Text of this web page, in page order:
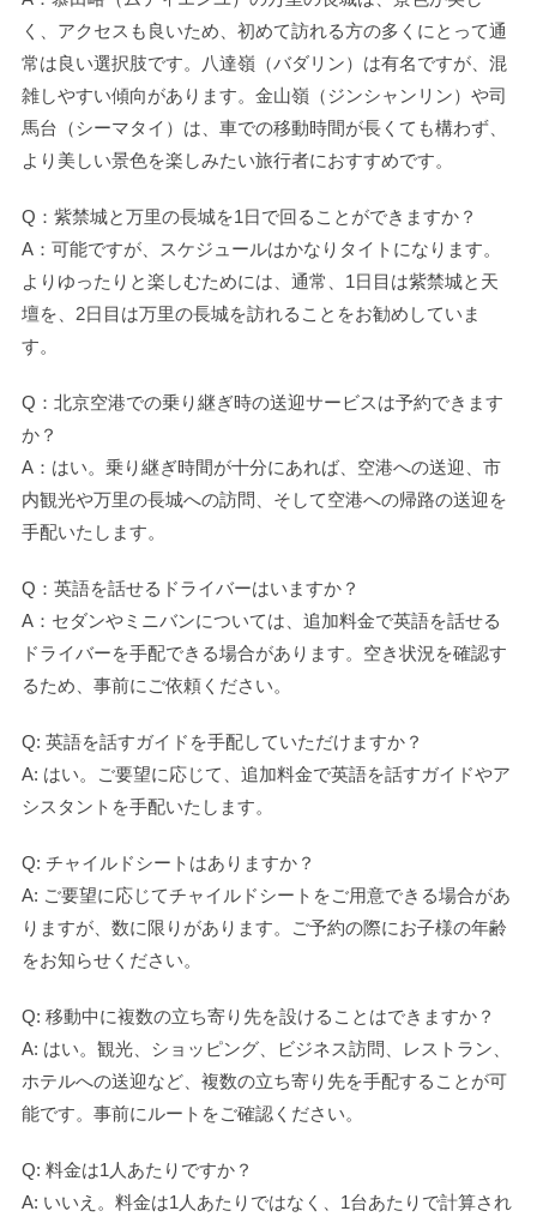
く、アクセスも良いため、初めて訪れる方の多くにとって通
常は良い選択肢です。八達嶺（バダリン）は有名ですが、混
雑しやすい傾向があります。金山嶺（ジンシャンリン）や司
馬台（シーマタイ）は、車での移動時間が長くても構わず、
より美しい景色を楽しみたい旅行者におすすめです。
Q：紫禁城と万里の長城を1日で回ることができますか？
A：可能ですが、スケジュールはかなりタイトになります。
よりゆったりと楽しむためには、通常、1日目は紫禁城と天
壇を、2日目は万里の長城を訪れることをお勧めしていま
す。
Q：北京空港での乗り継ぎ時の送迎サービスは予約できます
か？
A：はい。乗り継ぎ時間が十分にあれば、空港への送迎、市
内観光や万里の長城への訪問、そして空港への帰路の送迎を
手配いたします。
Q：英語を話せるドライバーはいますか？
A：セダンやミニバンについては、追加料金で英語を話せる
ドライバーを手配できる場合があります。空き状況を確認す
るため、事前にご依頼ください。
Q: 英語を話すガイドを手配していただけますか？
A: はい。ご要望に応じて、追加料金で英語を話すガイドやア
シスタントを手配いたします。
Q: チャイルドシートはありますか？
A: ご要望に応じてチャイルドシートをご用意できる場合があ
りますが、数に限りがあります。ご予約の際にお子様の年齢
をお知らせください。
Q: 移動中に複数の立ち寄り先を設けることはできますか？
A: はい。観光、ショッピング、ビジネス訪問、レストラン、
ホテルへの送迎など、複数の立ち寄り先を手配することが可
能です。事前にルートをご確認ください。
Q: 料金は1人あたりですか？
A: いいえ。料金は1人あたりではなく、1台あたりで計算され